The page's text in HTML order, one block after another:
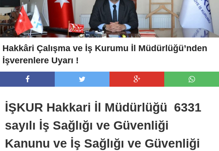
Hakkâri Çalışma ve İş Kurumu İl Müdürlüğü’nden
İşverenlere Uyarı !
İŞKUR Hakkari İl Müdürlüğü 6331
sayılı İş Sağlığı ve Güvenliği
Kanunu ve İş Sağlığı ve Güvenliği